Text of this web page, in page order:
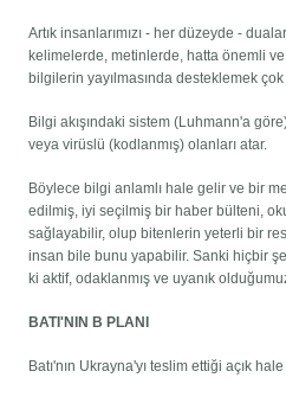
Artık insanlarımızı - her düzeyde -
kelimelerde, metinlerde, hatta önemli
bilgilerin yayılmasında desteklemek
Bilgi akışındaki sistem (Luhmann'a
veya virüslü (kodlanmış) olanları atar.
Böylece bilgi anlamlı hale gelir ve bir
edilmiş, iyi seçilmiş bir haber bülteni,
sağlayabilir, olup bitenlerin yeterli bir
insan bile bunu yapabilir. Sanki hiçbir
ki aktif, odaklanmış ve uyanık
BATI'NIN B PLANI
Batı'nın Ukrayna'yı teslim ettiği açık